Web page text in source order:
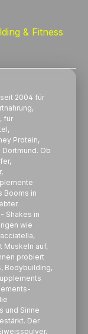
& Fitness
2004 für
für
Protein,
Ob
Booms in
- Shakes in
wie
Muskeln auf,
probiert
Bodybuilding,
und Sinne
Der